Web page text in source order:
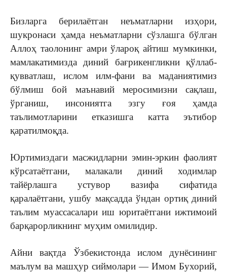
Бизларга берилаётган неъматларни изҳори,
шукронаси ҳамда неъматларни сўзлашга бўлган
Аллоҳ таолонинг амри ўлароқ айтиш мумкинки,
мамлакатимизда диний бағрикенгликни қўллаб-
қувватлаш, ислом илм-фани ва маданиятимиз
бўлмиш бой маънавий меросимизни сақлаш,
ўрганиш, инсониятга эзгу ғоя ҳамда
таълимотларини етказишга катта эътибор
қаратилмоқда.
Юртимиздаги масжидларни эмин-эркин фаолият
кўрсатаётгани, малакали диний ходимлар
тайёрлашга устувор вазифа сифатида
қаралаётгани, ушбу мақсадда ўндан ортиқ диний
таълим муассасалари иш юритаётгани ижтимоий
барқарорликнинг муҳим ­омилидир.
Айни вақтда Ўзбекистонда ислом дунёсининг
маълум ва машҳур сиймолари — Имом Бухорий,